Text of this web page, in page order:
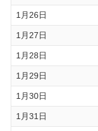
1月26日
1月27日
1月28日
1月29日
1月30日
1月31日